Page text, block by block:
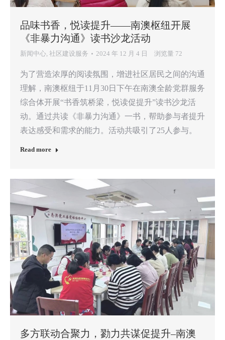
品味书香，悦读提升——南澳枢纽开展
《非暴力沟通》读书沙龙活动
新闻中心, 社区建设服务 2024 年 12 月 4 日 浏览量 72
为了营造浓厚的阅读氛围，增进社区居民之间的沟通
理解，南澳枢纽于11月30日下午在南澳全龄党群服务
综合体开展“书香筑桥梁，悦读促提升”读书沙龙活
动。通过共读《非暴力沟通》一书，帮助参与者提升
表达感受和需求的能力。活动共吸引了25人参与。
Read more
多方联动合聚力，勠力共谋促提升–南澳